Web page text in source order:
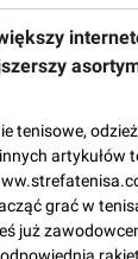
tenisowe,
artykułów
grać w
już